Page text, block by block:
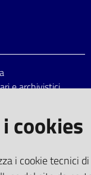
e archivistici
fax
cookies
i cookie tecnici